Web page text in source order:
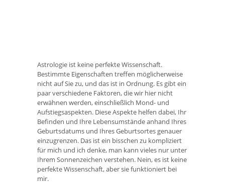
Astrologie ist keine perfekte Wissenschaft.
Bestimmte Eigenschaften treffen möglicherweise
nicht auf Sie zu, und das ist in Ordnung. Es gibt ein
paar verschiedene Faktoren, die wir hier nicht
erwähnen werden, einschließlich Mond- und
Aufstiegsaspekten. Diese Aspekte helfen dabei, Ihr
Befinden und Ihre Lebensumstände anhand Ihres
Geburtsdatums und Ihres Geburtsortes genauer
einzugrenzen. Das ist ein bisschen zu kompliziert
für mich und ich denke, man kann vieles nur unter
Ihrem Sonnenzeichen verstehen. Nein, es ist keine
perfekte Wissenschaft, aber sie funktioniert bei
mir.